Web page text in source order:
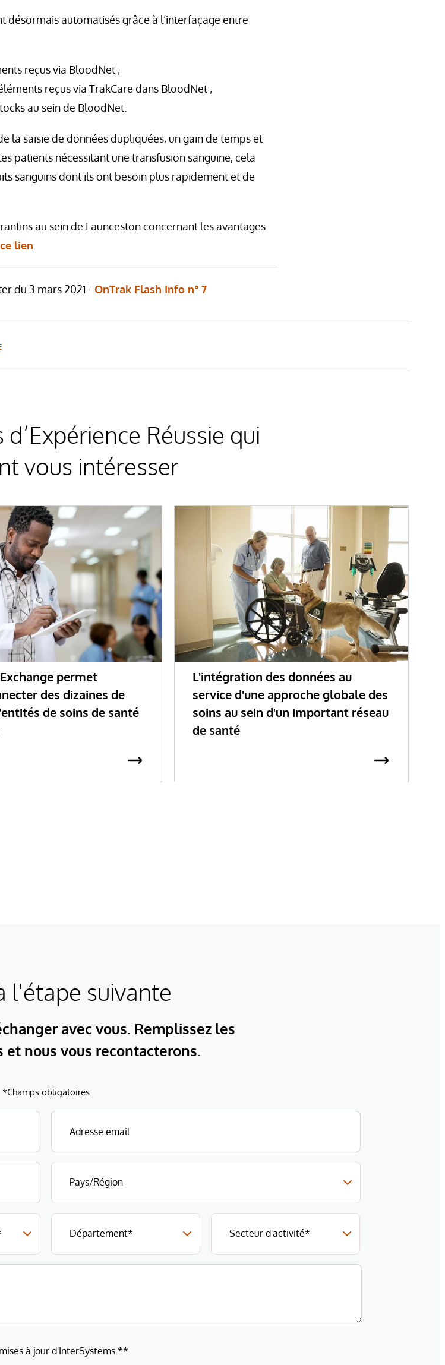
désormais automatisés grâce à l’interfaçage entre
reçus via BloodNet ;
reçus via TrakCare dans BloodNet ;
au sein de BloodNet.
la saisie de données dupliquées, un gain de temps et
patients nécessitant une transfusion sanguine, cela
sanguins dont ils ont besoin plus rapidement et de
au sein de Launceston concernant les avantages
lien
du 3 mars 2021 -OnTrak Flash Info n° 7
Réussie qui
vous intéresser
permet
des dizaines de
de soins de santé
L'intégration des données au
service d'une approche globale des
soins au sein d'un important réseau
de santé
l'étape suivante
avec vous. Remplissez les
et nous vous recontacterons.
*Champs obligatoires
à jour d'InterSystems.**